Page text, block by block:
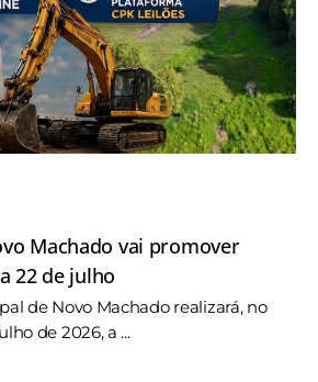
Machado vai promover
22 de julho
de Novo Machado realizará, no
de 2026, a ...